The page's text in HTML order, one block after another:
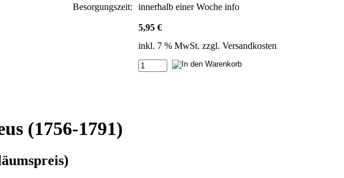
Besorgungszeit:
innerhalb einer Woche info
5,95 €
inkl. 7 % MwSt. zzgl. Versandkosten
(1756-1791)